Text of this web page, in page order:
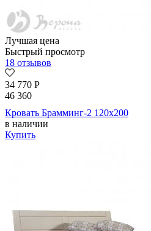
Лучшая цена
Быстрый просмотр
18 отзывов
34 770 Р
46 360
Кровать Брамминг-2 120х200
в наличии
Купить